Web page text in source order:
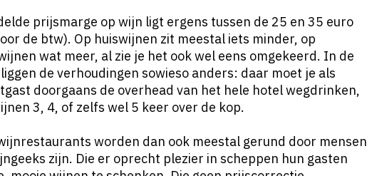
prijsmarge op wijn ligt ergens tussen de 25 en 35 euro
de btw). Op huiswijnen zit meestal iets minder, op
wat meer, al zie je het ook wel eens omgekeerd. In de
de verhoudingen sowieso anders: daar moet je als
doorgaans de overhead van het hele hotel wegdrinken,
3, 4, of zelfs wel 5 keer over de kop.
worden dan ook meestal gerund door mensen
zijn. Die er oprecht plezier in scheppen hun gasten